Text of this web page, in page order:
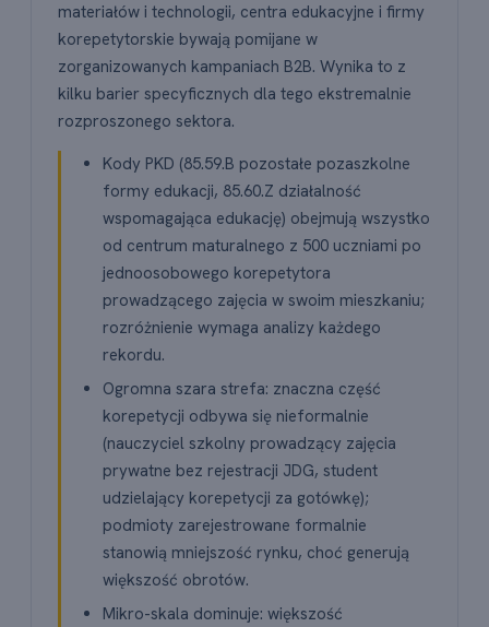
materiałów i technologii, centra edukacyjne i firmy
korepetytorskie bywają pomijane w
zorganizowanych kampaniach B2B. Wynika to z
kilku barier specyficznych dla tego ekstremalnie
rozproszonego sektora.
Kody PKD (85.59.B pozostałe pozaszkolne
formy edukacji, 85.60.Z działalność
wspomagająca edukację) obejmują wszystko
od centrum maturalnego z 500 uczniami po
jednoosobowego korepetytora
prowadzącego zajęcia w swoim mieszkaniu;
rozróżnienie wymaga analizy każdego
rekordu.
Ogromna szara strefa: znaczna część
korepetycji odbywa się nieformalnie
(nauczyciel szkolny prowadzący zajęcia
prywatne bez rejestracji JDG, student
udzielający korepetycji za gotówkę);
podmioty zarejestrowane formalnie
stanowią mniejszość rynku, choć generują
większość obrotów.
Mikro-skala dominuje: większość